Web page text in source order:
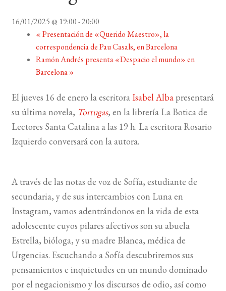
FOREIGN RIGHTS
CONTACTO
BUSCAR
LISTA DE LIBROS
16/01/2025 @ 19:00-20:00
«Presentación de «Querido Maestro», la
correspondencia de Pau Casals, en Barcelona
Ramón Andrés presenta «Despacio el mundo» en
Barcelona»
El jueves 16 de enero la escritoraIsabel Albapresentará
su última novela, Tortugas, en la librería La Botica de
Lectores Santa Catalina a las 19 h. La escritora Rosario
Izquierdo conversará con la autora.
A través de las notas de voz de Sofía, estudiante de
secundaria, y de sus intercambios con Luna en
Instagram, vamos adentrándonos en la vida de esta
adolescente cuyos pilares afectivos son su abuela
Estrella, bióloga, y su madre Blanca, médica de
Urgencias. Escuchando a Sofía descubriremos sus
pensamientos e inquietudes en un mundo dominado
por el negacionismo y los discursos de odio, así como